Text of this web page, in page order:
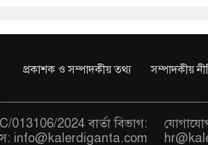
প্রকাশক ও সম্পাদকীয় তথ্য সম্পাদকীয়
013106/2024 বার্তা বিভাগ:
info@kalerdiganta.com